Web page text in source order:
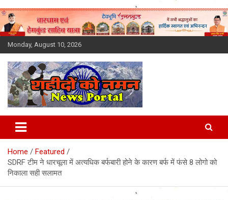
Skip
to
content
Monday, August 10, 2026
Latest News Today, Breaking
News, Uttarakhand News in
Hindi
Home
Featured
SDRF टीम ने धारचूला में अत्यधिक बर्फबारी होने के कारण बर्फ में फंसे 8 लोगो को
निकाला सही सलामत